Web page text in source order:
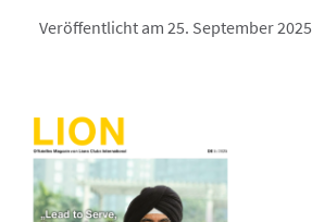
Veröffentlicht am 25. September 2025